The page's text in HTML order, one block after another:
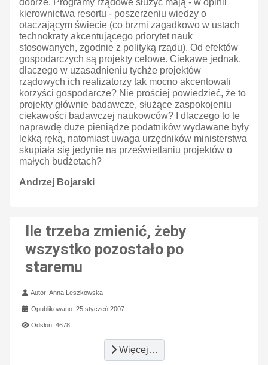
kierownictwa resortu - poszerzeniu wiedzy o
otaczającym świecie (co brzmi zagadkowo w ustach
technokraty akcentującego priorytet nauk
stosowanych, zgodnie z polityką rządu). Od efektów
gospodarczych są projekty celowe. Ciekawe jednak,
dlaczego w uzasadnieniu tychże projektów
rządowych ich realizatorzy tak mocno akcentowali
korzyści gospodarcze? Nie prościej powiedzieć, że to
projekty głównie badawcze, służące zaspokojeniu
ciekawości badawczej naukowców? I dlaczego to te
naprawdę duże pieniądze podatników wydawane były
lekką ręką, natomiast uwaga urzędników ministerstwa
skupiała się jedynie na prześwietlaniu projektów o
małych budżetach?
Andrzej Bojarski
Ile trzeba zmienić, żeby
wszystko pozostało po
staremu
Szczegóły
Autor:Anna Leszkowska
Opublikowano: 25 styczeń 2007
Odsłon: 4678
Więcej…